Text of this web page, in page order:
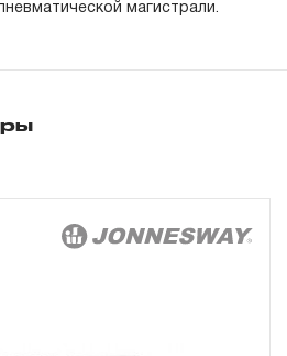
магистрали.
покупателем (потребителем)